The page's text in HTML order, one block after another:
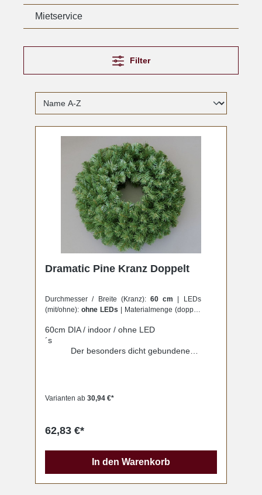
Mietservice
Filter
Dramatic Pine Kranz Doppelt
Durchmesser / Breite (Kranz): 60 cm
(mit/ohne): ohne LEDs
60cm DIA / indoor / ohne LED
´s
Der besonders dicht gebundene
Standardgrößen von 60 cm bis zu 180 cm
Metern. Alle Größen können
werden. Bitte berücksichtigen Sie, dass wir für
Sondergrößen und die Einarbeitung der
Varianten ab 30,94 €*
62,83 €*
In den Warenkorb